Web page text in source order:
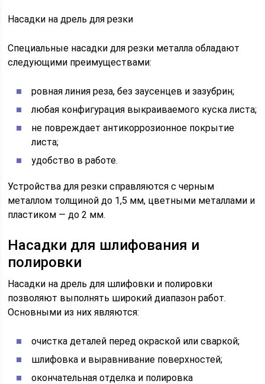
Насадки на дрель для резки
Специальные насадки для резки металла обладают
следующими преимуществами:
ровная линия реза, без заусенцев и зазубрин;
любая конфигурация выкраиваемого куска листа;
не повреждает антикоррозионное покрытие
листа;
удобство в работе.
Устройства для резки справляются с черным
металлом толщиной до 1,5 мм, цветными металлами и
пластиком — до 2 мм.
Насадки для шлифования и
полировки
Насадки на дрель для шлифовки и полировки
позволяют выполнять широкий диапазон работ.
Основными из них являются:
очистка деталей перед окраской или сваркой;
шлифовка и выравнивание поверхностей;
окончательная отделка и полировка